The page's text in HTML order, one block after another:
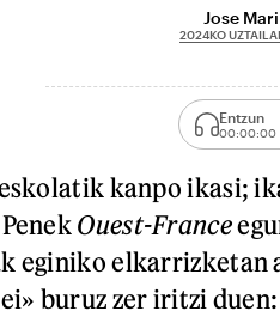
Jose
2024KO
Entzun
00:00:00
kanpo ikasi;
Ouest-France
eginiko elkarrizketan
buruz zer iritzi